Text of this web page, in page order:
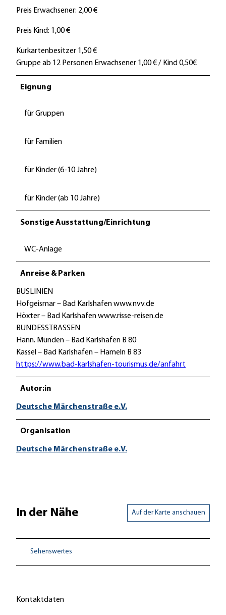
Preis Erwachsener: 2,00 €
Preis Kind: 1,00 €
Kurkartenbesitzer 1,50 €
Gruppe ab 12 Personen Erwachsener 1,00 € / Kind 0,50€
Eignung
für Gruppen
für Familien
für Kinder (6-10 Jahre)
für Kinder (ab 10 Jahre)
Sonstige Ausstattung/Einrichtung
WC-Anlage
Anreise & Parken
BUSLINIEN
Hofgeismar – Bad Karlshafen www.nvv.de
Höxter – Bad Karlshafen www.risse-reisen.de
BUNDESSTRASSEN
Hann. Münden – Bad Karlshafen B 80
Kassel – Bad Karlshafen – Hameln B 83
https://www.bad-karlshafen-tourismus.de/anfahrt
Autor:in
Deutsche Märchenstraße e.V.
Organisation
Deutsche Märchenstraße e.V.
In der Nähe Auf der Karte anschauen
Sehenswertes
Kontaktdaten